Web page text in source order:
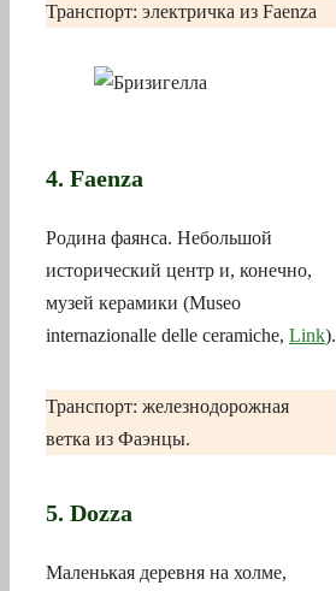
Транспорт: электричка из Faenza
4. Faenza
Родина фаянса. Небольшой
исторический центр и, конечно,
музей керамики (Museo
internazionalle delle ceramiche, Link).
Транспорт: железнодорожная
ветка из Фаэнцы.
5. Dozza
Маленькая деревня на холме,